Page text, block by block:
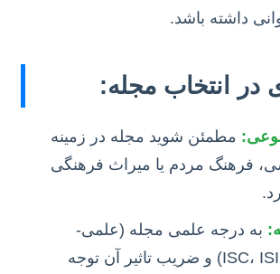
داشته باشد.
در انتخاب مجله:
مطمئن شوید مجله در زمینه
فرهنگ مردم یا میراث فرهنگی
به درجه علمی مجله (علمی-
پژوهشی، ISC، ISI) و ضریب تاثیر آن توجه